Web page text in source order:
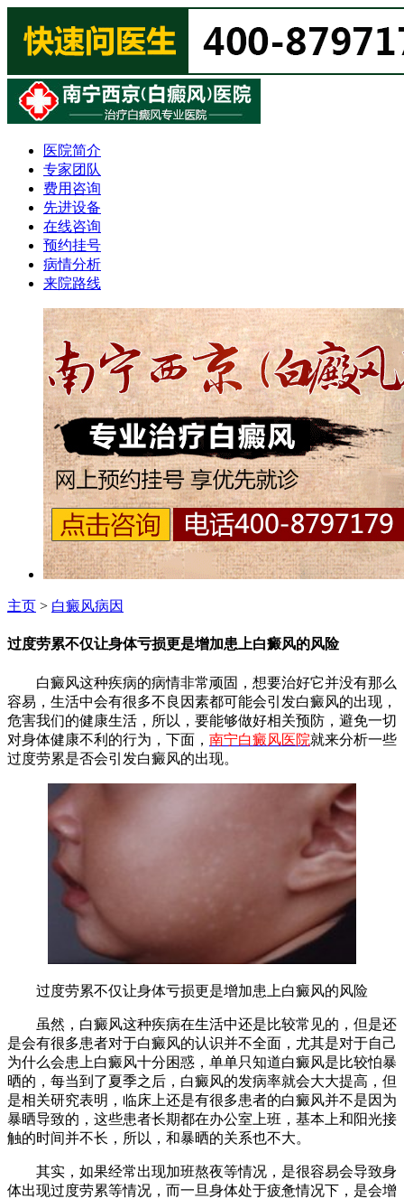
医院简介
专家团队
费用咨询
先进设备
在线咨询
预约挂号
病情分析
来院路线
主页 > 白癜风病因
过度劳累不仅让身体亏损更是增加患上白癜风的风险
白癜风这种疾病的病情非常顽固，想要治好它并没有那么
容易，生活中会有很多不良因素都可能会引发白癜风的出现，
危害我们的健康生活，所以，要能够做好相关预防，避免一切
对身体健康不利的行为，下面， 南宁白癜风医院就来分析一些
过度劳累是否会引发白癜风的出现。
过度劳累不仅让身体亏损更是增加患上白癜风的风险
虽然，白癜风这种疾病在生活中还是比较常见的，但是还
是会有很多患者对于白癜风的认识并不全面，尤其是对于自己
为什么会患上白癜风十分困惑，单单只知道白癜风是比较怕暴
晒的，每当到了夏季之后，白癜风的发病率就会大大提高，但
是相关研究表明，临床上还是有很多患者的白癜风并不是因为
暴晒导致的，这些患者长期都在办公室上班，基本上和阳光接
触的时间并不长，所以，和暴晒的关系也不大。
其实，如果经常出现加班熬夜等情况，是很容易会导致身
体出现过度劳累等情况，而一旦身体处于疲惫情况下，是会增